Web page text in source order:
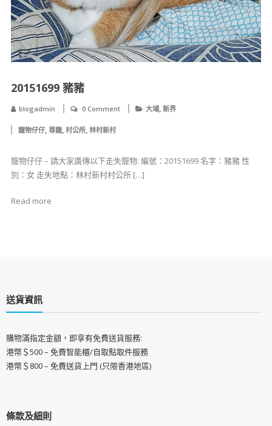
20151699 豬豬
blogadmin 0 Comment 大埔, 新界
寵物仔仔, 尋寵, 村公所, 林村新村
寵物仔仔 – 請大家廣傳以下走失寵物: 編號：20151699 名字：豬豬 性
別：女 走失地點：林村新村村公所 […]
Read more
送貨資訊
購物滿指定金額，即享有免費送貨服務:
港幣＄500 – 免費智能櫃/自取點取件服務
港幣＄800 – 免費送貨上門 (只限香港地區)
條款及細則